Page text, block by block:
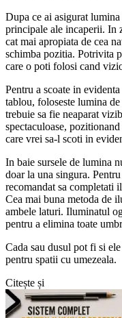
Dupa ce ai asigurat
principale ale incaperii. In
cat mai apropiata de cea
schimba pozitia. Potrivita
care o poti folosi cand
Pentru a scoate in
tablou, foloseste lumina
trebuie sa fie neaparat
spectaculoase,
care vrei sa-l scoti in
In baie sursele de lumina
doar la una singura.
recomandat sa completati
Cea mai buna metoda de
ambele laturi. Iluminatul
pentru a elimina toate
Cada sau dusul pot fi si
pentru spatii cu umezeala.
Citește și